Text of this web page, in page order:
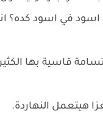
اسود في اسود كده؟
قاسية بها
هيتعمل النهاردة.